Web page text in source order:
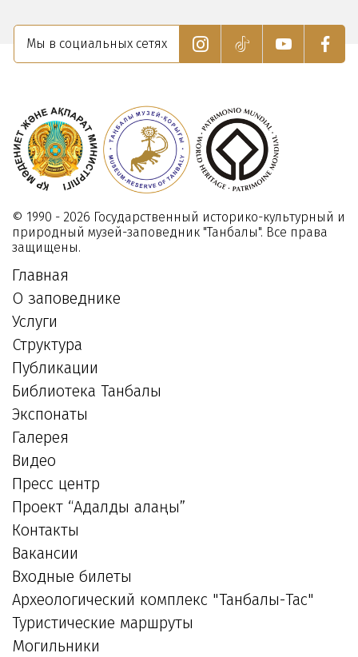
Декабря
2022
2018
Мы в социальных сетях
© 1990 - 2026 Государственный историко-культурный и
природный музей-заповедник "Танбалы". Все права
защищены.
Главная
О заповеднике
Услуги
Структура
Публикации
Библиотека Танбалы
Экспонаты
Галерея
Видео
Пресс центр
Проект “Адалдық алаңы”
Контакты
Вакансии
Входные билеты
Археологический комплекс "Танбалы-Тас"
Туристические маршруты
Могильники